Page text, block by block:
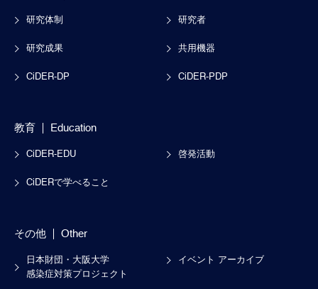
研究体制 研究者
研究成果 共用機器
CiDER-DP CiDER-PDP
教育 Education
CiDER-EDU 啓発活動
CiDERで学べること
その他 Other
日本財団・大阪大学
感染症対策プロジェクト
イベント アーカイブ